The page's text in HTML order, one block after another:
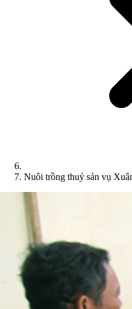
Nuôi trồng thuỷ sản vụ